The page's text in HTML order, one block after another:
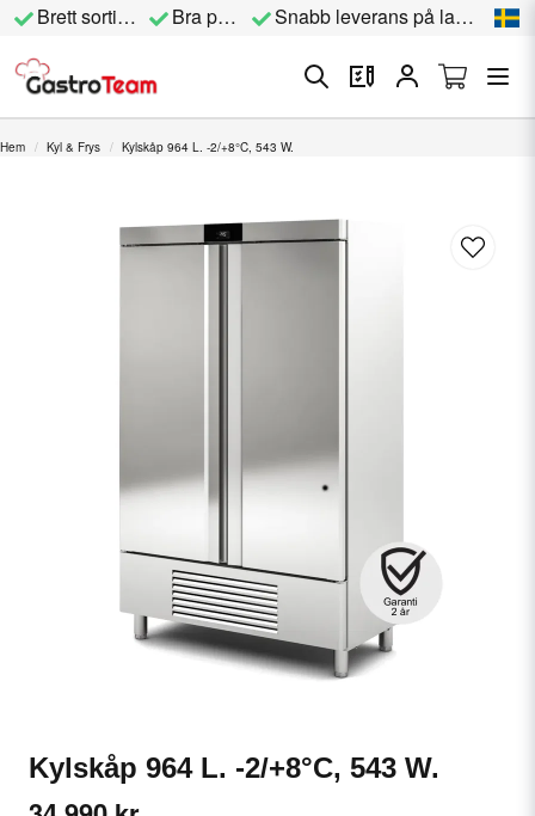
Brett sortiment Bra priser Snabb leverans på lagervara
Hem Kyl & Frys Kylskåp 964 L. -2/+8°C, 543 W.
Kylskåp 964 L. -2/+8°C, 543 W.